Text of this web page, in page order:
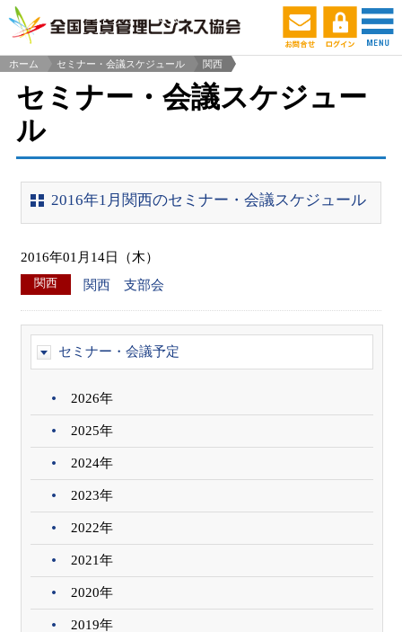
ホーム
セミナー・会議スケジュール
関西
セミナー・会議スケジュー
ル
2016年1月関西のセミナー・会議スケジュール
2016年01月14日（木）
関西 関西 支部会
セミナー・会議予定
2026年
2025年
2024年
2023年
2022年
2021年
2020年
2019年